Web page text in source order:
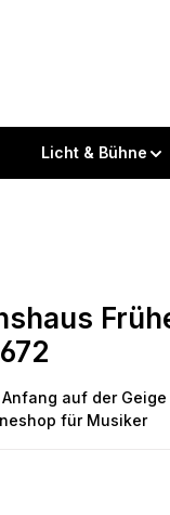
Licht & Bühne
0 von 5 Sternen
auf der
für Musiker